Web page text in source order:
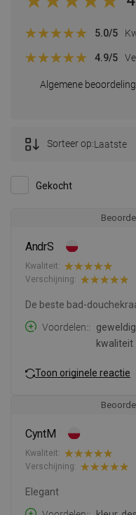
Algemene
5.0/5
4.9/5
Gekocht
Sorteer op:Laatste
AndrS
Kwaliteit:
Verschijning:
De beste bad-
Voordelen:
kwaliteit
Toon originele reactie
CyntM
Kwaliteit:
Verschijning:
Elegant